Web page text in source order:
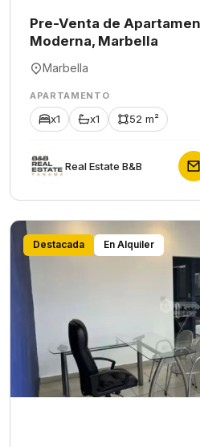
Pre-Venta de
Moderna, Marbella
Marbella
APARTAMENTO
x1 x1 52 m²
Rеаl Еstаtе В&В
Destacada En Alquiler